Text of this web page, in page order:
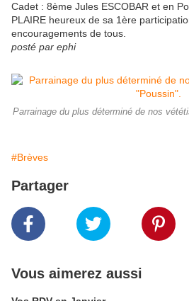
Cadet : 8ème Jules ESCOBAR et en
PLAIRE heureux de sa 1ère
encouragements de tous.
posté par ephi
Parrainage du plus déterminé de nos
#Brèves
Partager
Vous aimerez aussi